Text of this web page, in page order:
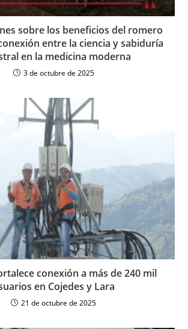
sobre los beneficios del romero
entre la ciencia y sabiduría
en la medicina moderna
3 de octubre de 2025
conexión a más de 240 mil
en Cojedes y Lara
21 de octubre de 2025